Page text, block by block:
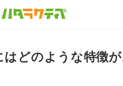
はどのような特徴